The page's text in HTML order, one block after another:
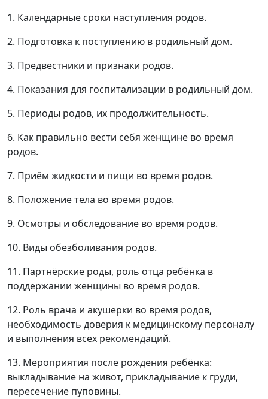
1. Календарные сроки наступления родов.
2. Подготовка к поступлению в родильный дом.
3. Предвестники и признаки родов.
4. Показания для госпитализации в родильный дом.
5. Периоды родов, их продолжительность.
6. Как правильно вести себя женщине во время
родов.
7. Приём жидкости и пищи во время родов.
8. Положение тела во время родов.
9. Осмотры и обследование во время родов.
10. Виды обезболивания родов.
11. Партнёрские роды, роль отца ребёнка в
поддержании женщины во время родов.
12. Роль врача и акушерки во время родов,
необходимость доверия к медицинскому персоналу
и выполнения всех рекомендаций.
13. Мероприятия после рождения ребёнка:
выкладывание на живот, прикладывание к груди,
пересечение пуповины.